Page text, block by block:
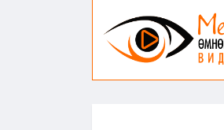
урьдчилан сэргийлэх, хамгаалахад